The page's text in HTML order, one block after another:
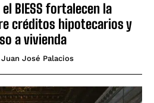
BIESS fortalecen la
créditos hipotecarios y
a vivienda
Juan José Palacios